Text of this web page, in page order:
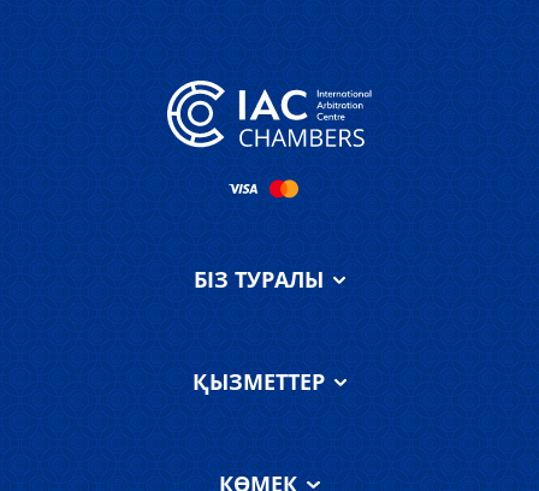
БІЗ ТУРАЛЫ
IAC Chambers
туралы
Біздің команда
АХҚО соты туралы
ҚЫЗМЕТТЕР
Қызметтер
КӨМЕК